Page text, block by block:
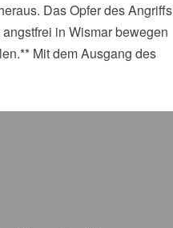
Das Opfer des Angriffs
in Wismar bewegen
Mit dem Ausgang des